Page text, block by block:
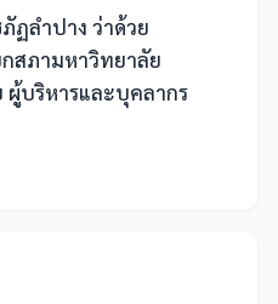
ฏลำปาง ว่าด้วย
สภามหาวิทยาลัย
ผู้บริหารและบุคลากร